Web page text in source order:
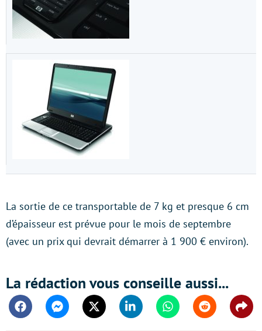
La sortie de ce transportable de 7 kg et presque 6 cm
d’épaisseur est prévue pour le mois de septembre
(avec un prix qui devrait démarrer à 1 900 € environ).
La rédaction vous conseille aussi...
FacebookMessengerTwitter Linkedin WhatsappReddit